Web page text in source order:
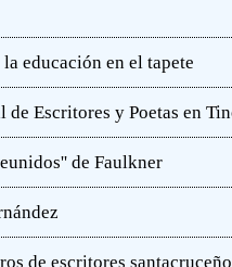
educación en el tapete
Escritores y Poetas en
de Faulkner
de escritores